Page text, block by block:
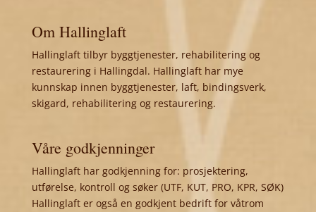
Om Hallinglaft
Hallinglaft tilbyr byggtjenester, rehabilitering og
restaurering i Hallingdal. Hallinglaft har mye
kunnskap innen byggtjenester, laft, bindingsverk,
skigard, rehabilitering og restaurering.
Våre godkjenninger
Hallinglaft har godkjenning for: prosjektering,
utførelse, kontroll og søker (UTF, KUT, PRO, KPR, SØK)
Hallinglaft er også en godkjent bedrift for våtrom